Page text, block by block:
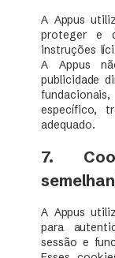
A Appus
proteger e
instruções
A Appus
publicidade
específico,
adequado.
7.
A Appus
para
sessão e